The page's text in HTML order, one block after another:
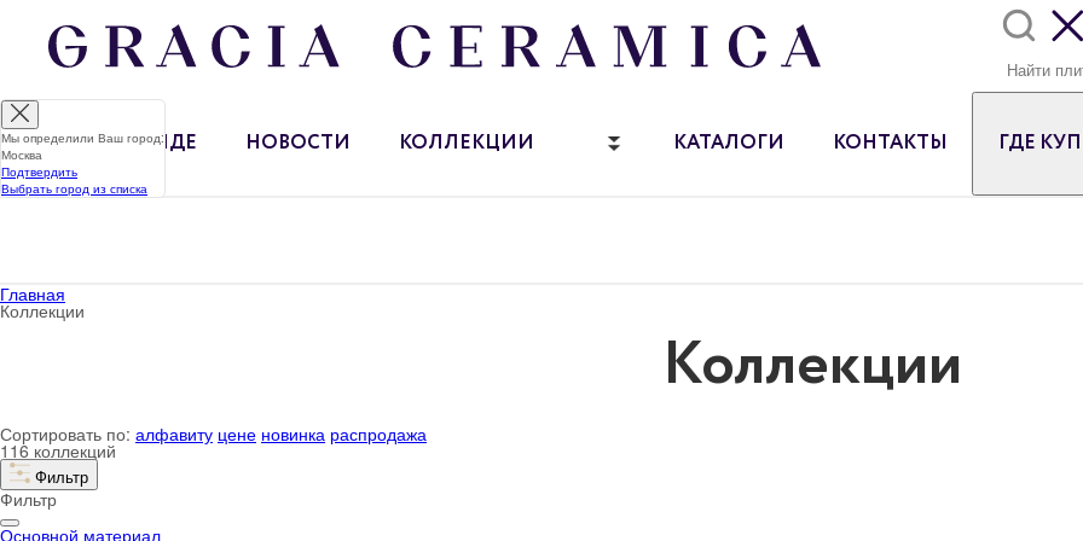
О БРЕНДЕ НОВОСТИ КОЛЛЕКЦИИ КАТАЛОГИ КОНТАКТЫ ГДЕ
Главная
Коллекции
Коллекции
Сортировать по: алфавиту цене новинка распродажа
116 коллекций
Фильтр
Фильтр
Основной материал
Мы определили Ваш город:
Москва
Подтвердить
Выбрать город из списка